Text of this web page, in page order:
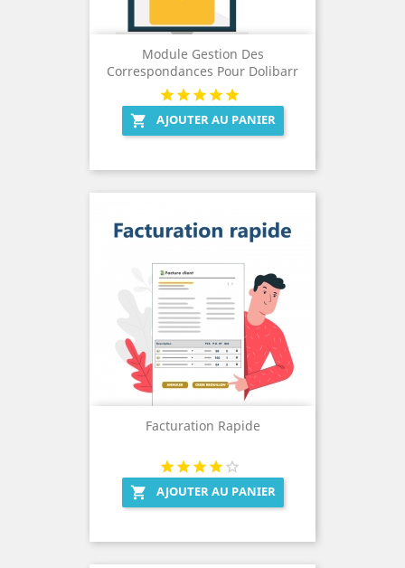
Module Gestion Des
Correspondances Pour Dolibarr
 AJOUTER AU PANIER
Facturation Rapide
 AJOUTER AU PANIER